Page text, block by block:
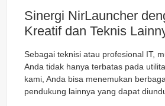
Sinergi NirLauncher
Kreatif dan Teknis
Sebagai teknisi atau profesional IT,
Anda tidak hanya terbatas pada
kami, Anda bisa menemukan
pendukung lainnya yang dapat